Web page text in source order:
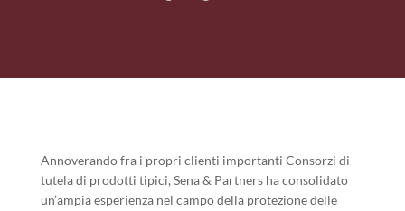
Annoverando fra i propri clienti importanti Consorzi di
tutela di prodotti tipici, Sena & Partners ha consolidato
un’ampia esperienza nel campo della protezione delle